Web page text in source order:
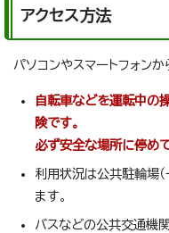
アクセス方法
パソコンやスマートフォンか
自転車などを運転中の
険です。
必ず安全な場所に停め
利用状況は公共駐輪場
ます。
バスなどの公共交通機